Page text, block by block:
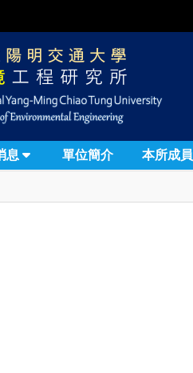
息 單位簡介 本所成員